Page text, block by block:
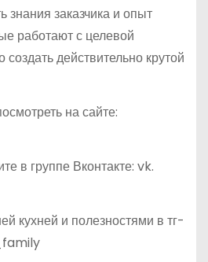
знания заказчика и опыт
работают с целевой
действительно крутой
на сайте:
в группе Вконтакте: vk.
кухней и полезностями в тг-